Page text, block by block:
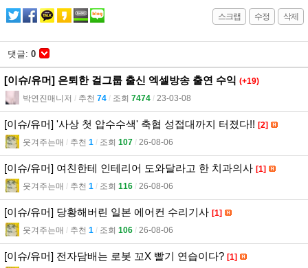
스크랩 수정 삭제
댓글: 0
[이슈/유머] 은퇴한 걸그룹 출신 엑셀방송 출연 수익 (+19)
박연진매니저 l 추천 74 l 조회 7474 l 23-03-08
[이슈/유머] '사상 첫 압수수색' 축협 성접대까지 터졌다!! [2]
웃겨주는매 l 추천 1 l 조회 107 l 26-08-06
[이슈/유머] 여친한테 인테리어 도와달라고 한 치과의사 [1]
웃겨주는매 l 추천 1 l 조회 116 l 26-08-06
[이슈/유머] 당황해버린 일본 에어컨 수리기사 [1]
웃겨주는매 l 추천 1 l 조회 106 l 26-08-06
[이슈/유머] 전자담배는 로봇 꼬X 빨기 연습이다? [1]